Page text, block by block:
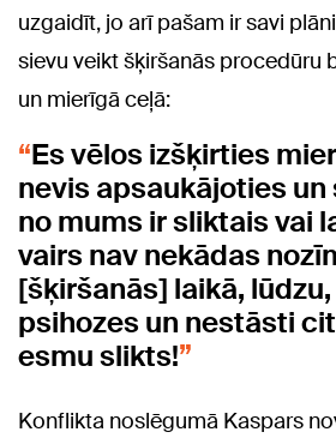
uzgaidīt, jo arī pašam ir savi
sievu veikt šķiršanās procedūru
un mierīgā ceļā:
Es vēlos izšķirties
nevis apsaukājoties
no mums ir sliktais vai
vairs nav nekādas
[šķiršanās] laikā,
psihozes un nestāsti
esmu slikts!
Konflikta noslēgumā Kaspars